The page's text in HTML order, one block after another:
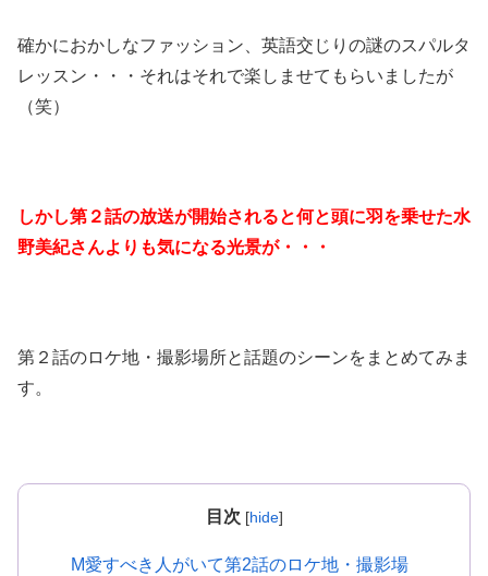
確かにおかしなファッション、英語交じりの謎のスパルタ
レッスン・・・それはそれで楽しませてもらいましたが
（笑）
しかし第２話の放送が開始されると何と頭に羽を乗せた水
野美紀さんよりも気になる光景が・・・
第２話のロケ地・撮影場所と話題のシーンをまとめてみま
す。
目次 [hide]
M愛すべき人がいて第2話のロケ地・撮影場